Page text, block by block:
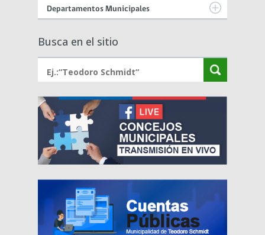
Departamentos Municipales
Busca en el sitio